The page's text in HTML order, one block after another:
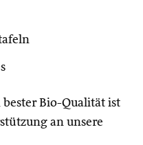
Bio-Qualität ist
an unsere